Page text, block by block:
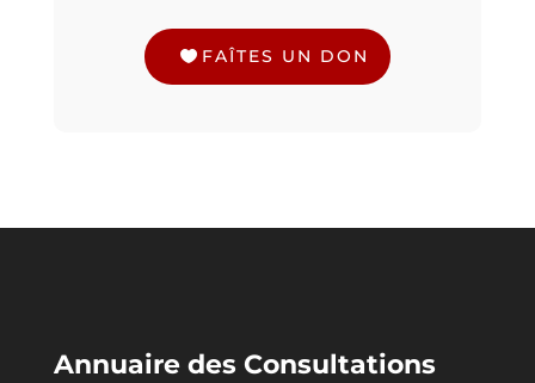
FAÎTES UN DON
Annuaire des Consultations